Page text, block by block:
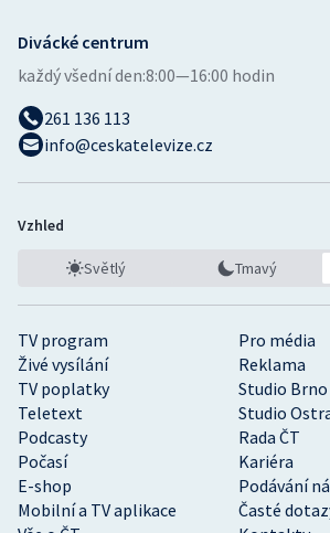
TV program
Pro média
Živé vysílání
Reklama
TV poplatky
Studio Brno
Teletext
Studio
Podcasty
Rada ČT
Počasí
Kariéra
E-shop
Podávání
Mobilní a TV aplikace
Časté
Divácké centrum
každý všední den:8:00—16:00 hodin
261 136 113
info@ceskatelevize.cz
Vzhled
Světlý Tmavý